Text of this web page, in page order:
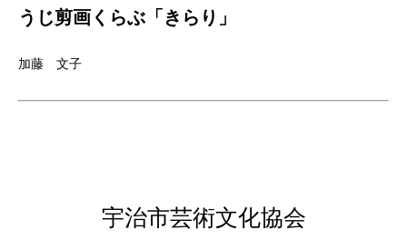
うじ剪画くらぶ「きらり」
加藤 文子
宇治市芸術文化協会